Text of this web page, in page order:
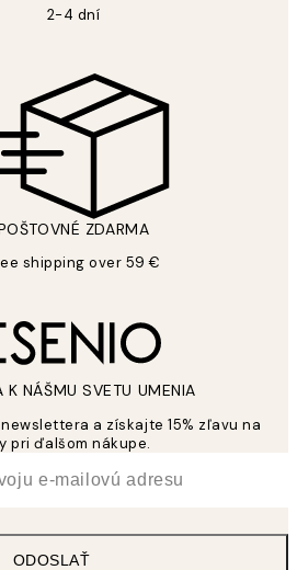
2-4 dní
ZDARMA
shipping over 59 €
K NÁŠMU SVETU UMENIA
a získajte 15% zľavu na
pri ďalšom nákupe.
ODOSLAŤ